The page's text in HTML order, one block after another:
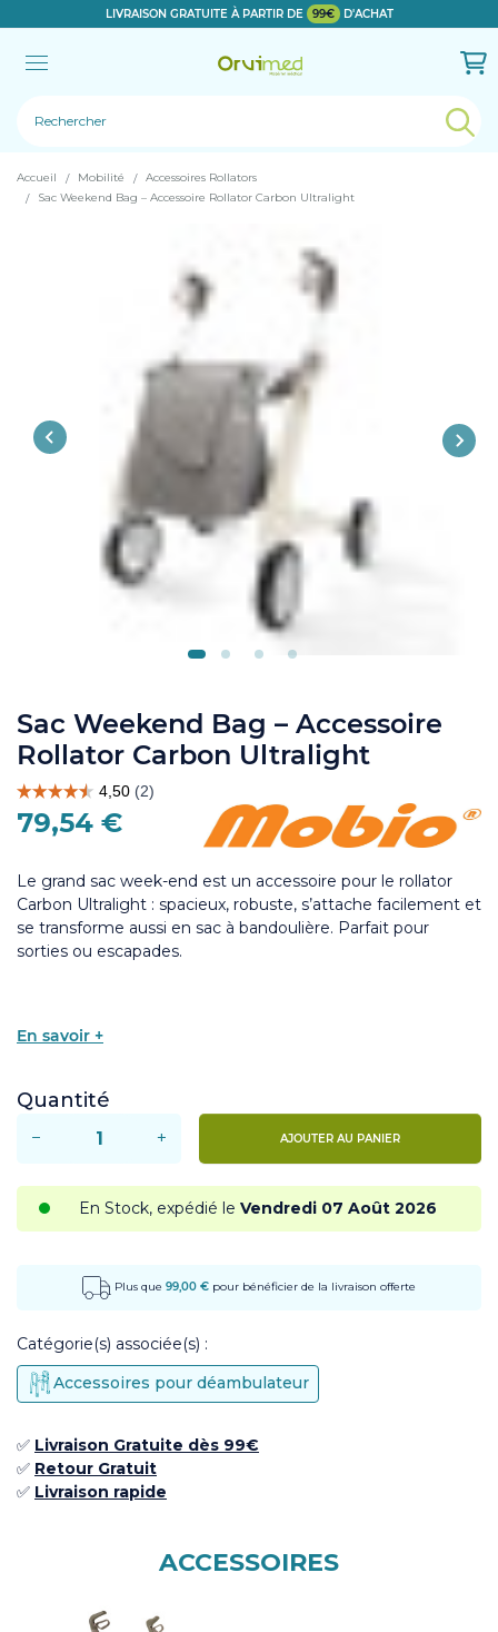
LIVRAISON GRATUITE À PARTIR DE 99€ D'ACHAT
Le produit a bien été ajouté!
Accueil Mobilité
Accessoires Rollators
Sac Weekend Bag – Accessoire Rollator Carbon Ultralight
Sac Weekend Bag – Accessoire
Rollator Carbon Ultralight
79,54 €
Le grand sac week-end est un accessoire pour le rollator
Carbon Ultralight : spacieux, robuste, s’attache facilement et
se transforme aussi en sac à bandoulière. Parfait pour
sorties ou escapades.
En savoir +
Quantité
− + AJOUTER AU PANIER
En Stock, expédié le Vendredi 07 Août 2026
Plus que 99,00 € pour bénéficier de la livraison offerte
Catégorie(s) associée(s) :
Accessoires pour déambulateur
✅ Livraison Gratuite dès 99€
✅ ​ Retour Gratuit
✅​ Livraison rapide
ACCESSOIRES